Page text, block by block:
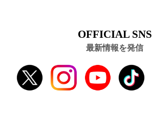
OFFICIAL SNS
最新情報を発信